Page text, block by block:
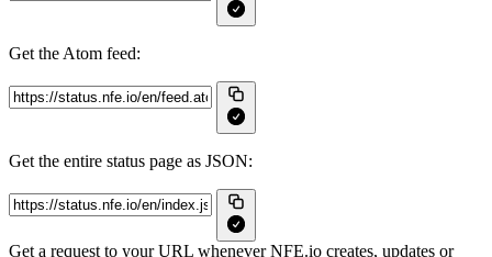
Get the Atom feed:
Get the entire status page as JSON:
Get a request to your URL whenever NFE.io creates, updates or